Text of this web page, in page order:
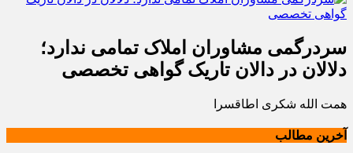
سردرگمی مشاوران املاک تمامی ندارد؛
دلالان در دالان تاریک گواهی تخصصی
همت الله شکری اطاقسرا
آخرین مطالب